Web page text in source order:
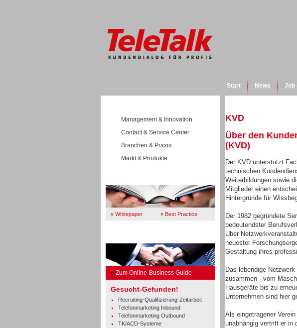
Start News Job
Management & Innovation
Contact & Service Center
Branchen & Praxis
Markt & Produkte
» Whitepaper » Best Practice
» Zum Online-Business Guide
Gesucht-Gefunden!
Recruiting-Qualifizierung-Zeitarbeit
Telefonmarketing Inbound
Telefonmarketing Outbound
TK/ACD-Systeme
KVD
Über den
(KVD)
Der KVD unterstützt
technischen
Weiterbildungen sowie
Mitglieder einen
Hintergründe für
Der 1982 gegründete
bedeutendster
Über
neuester
Gestaltung ihres
Das lebendige
zusammen - vom
Hausgeräte bis zu
Unternehmen sind hier
Als eingetragener
unabhängig vertritt er in